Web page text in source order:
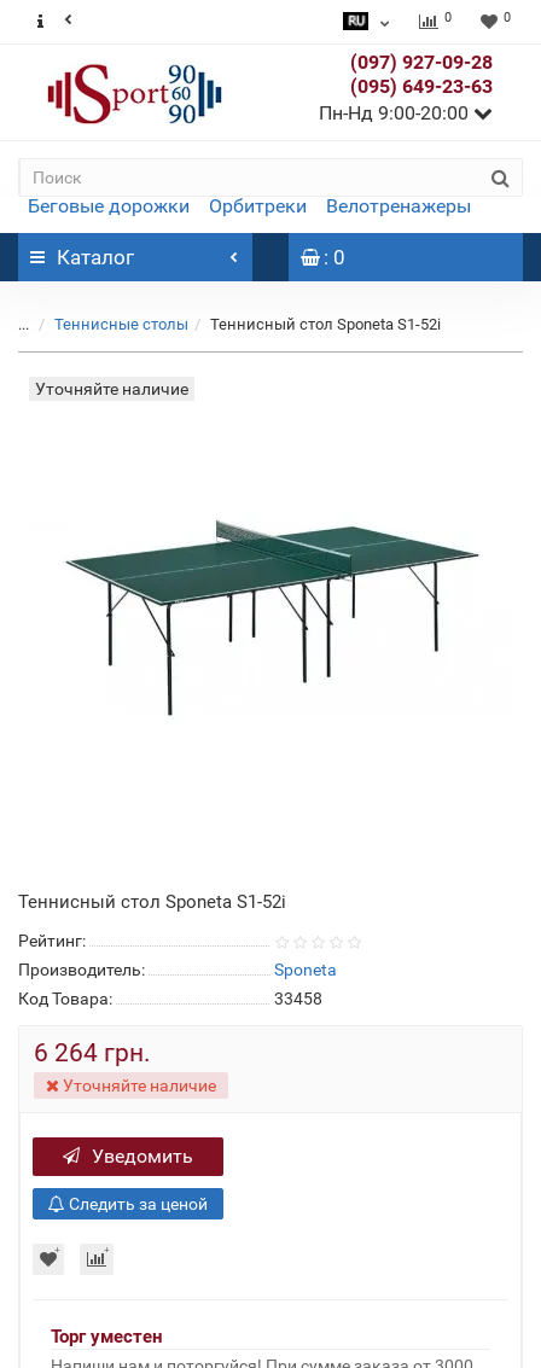
0 0
(097) 927-09-28
(095) 649-23-63
Пн-Нд 9:00-20:00
Беговые дорожки Орбитреки Велотренажеры
Каталог : 0
... Теннисные столы Теннисный стол Sponeta S1-52i
Уточняйте наличие
Теннисный стол Sponeta S1-52i
Рейтинг:
Производитель:
Sponeta
Код Товара:
33458
6 264 грн.
Уточняйте наличие
Уведомить
Следить за ценой
Торг уместен